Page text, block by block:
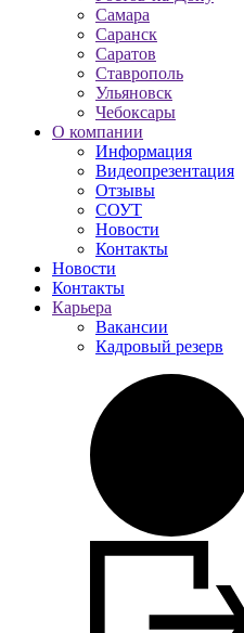
Самара
Саранск
Саратов
Ставрополь
Ульяновск
Чебоксары
О компании
Информация
Видеопрезентация
Отзывы
СОУТ
Новости
Контакты
Новости
Контакты
Карьера
Вакансии
Кадровый резерв